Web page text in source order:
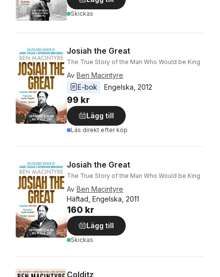
Skickas
Josiah the Great
The True Story of the Man Who Would be King
Av Ben Macintyre
E-bok
Engelska 2012
99 kr
Lägg till
Läs direkt efter köp
Josiah the Great
The True Story of the Man Who Would be King
Av Ben Macintyre
Häftad, Engelska, 2011
160 kr
Lägg till
Skickas
Colditz